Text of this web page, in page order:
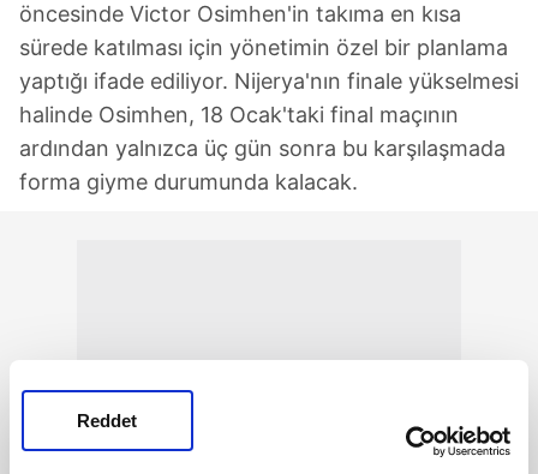
Reddet
öncesinde Victor Osimhen'in takıma en kısa
sürede katılması için yönetimin özel bir planlama
yaptığı ifade ediliyor. Nijerya'nın finale yükselmesi
halinde Osimhen, 18 Ocak'taki final maçının
ardından yalnızca üç gün sonra bu karşılaşmada
forma giyme durumunda kalacak.